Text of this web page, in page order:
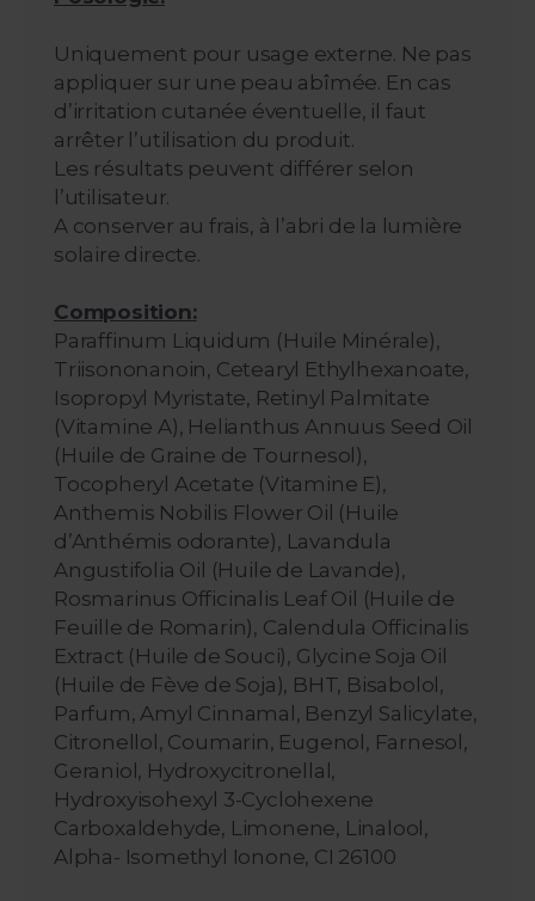
Uniquement pour usage externe. Ne pas
appliquer sur une peau abîmée. En cas
d’irritation cutanée éventuelle, il faut
arrêter l’utilisation du produit.
Les résultats peuvent différer selon
l’utilisateur.
A conserver au frais, à l’abri de la lumière
solaire directe.
Composition:
Paraffinum Liquidum (Huile Minérale),
Triisononanoin, Cetearyl Ethylhexanoate,
Isopropyl Myristate, Retinyl Palmitate
(Vitamine A), Helianthus Annuus Seed Oil
(Huile de Graine de Tournesol),
Tocopheryl Acetate (Vitamine E),
Anthemis Nobilis Flower Oil (Huile
d’Anthémis odorante), Lavandula
Angustifolia Oil (Huile de Lavande),
Rosmarinus Officinalis Leaf Oil (Huile de
Feuille de Romarin), Calendula Officinalis
Extract (Huile de Souci), Glycine Soja Oil
(Huile de Fève de Soja), BHT, Bisabolol,
Parfum, Amyl Cinnamal, Benzyl Salicylate,
Citronellol, Coumarin, Eugenol, Farnesol,
Geraniol, Hydroxycitronellal,
Hydroxyisohexyl 3-Cyclohexene
Carboxaldehyde, Limonene, Linalool,
Alpha- Isomethyl Ionone, CI 26100